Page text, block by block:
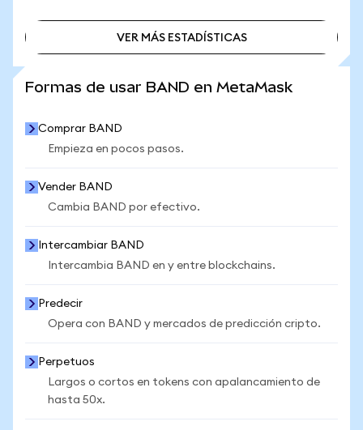
VER MÁS ESTADÍSTICAS
Formas de usar BAND en MetaMask
Comprar BAND
Empieza en pocos pasos.
Vender BAND
Cambia BAND por efectivo.
Intercambiar BAND
Intercambia BAND en y entre blockchains.
Predecir
Opera con BAND y mercados de predicción cripto.
Perpetuos
Largos o cortos en tokens con apalancamiento de
hasta 50x.